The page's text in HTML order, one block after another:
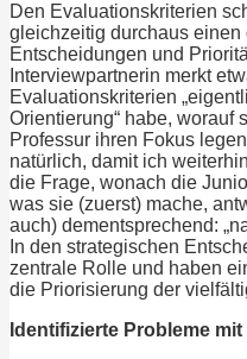
Den Evaluationskriterien
gleichzeitig durchaus
Entscheidungen und
Interviewpartnerin merkt
Evaluationskriterien
Orientierung“ habe, worauf
Professur ihren Fokus
natürlich, damit ich
die Frage, wonach die
was sie (zuerst) mache,
auch) dementsprechend:
In den strategischen
zentrale Rolle und haben
die Priorisierung der
Identifizierte Probleme